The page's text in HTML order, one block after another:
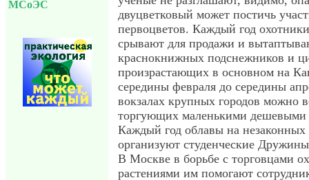
МСоЭС
двуцветковый может постичь
первоцветов. Каждый год
срывают для продажи и
краснокнижных подснежников и
произрастающих в основном на
середины февраля до середины
вокзалах крупных городов можно
торгующих маленькими дешевыми
Каждый год облавы на
организуют студенческие
В Москве в борьбе с торговцами
растениями им помогают